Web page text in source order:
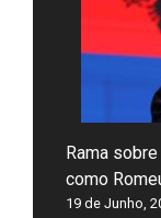
Rama
como
19 de Junho,